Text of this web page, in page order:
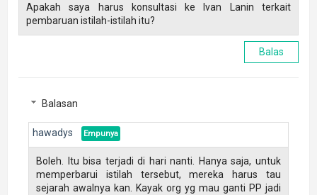
Apakah saya harus konsultasi ke Ivan Lanin terkait
pembaruan istilah-istilah itu?
Balas
Balasan
hawadys
Boleh. Itu bisa terjadi di hari nanti. Hanya saja, untuk
memperbarui istilah tersebut, mereka harus tau
sejarah awalnya kan. Kayak org yg mau ganti PP jadi